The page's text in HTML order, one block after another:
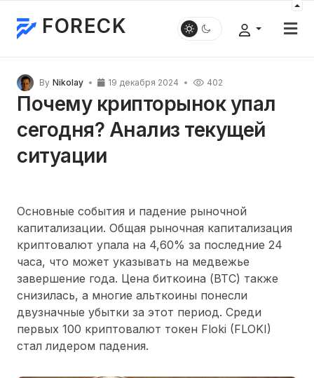
FORECK
By Nikolay 19 декабря 2024 402
Почему крипторынок упал
сегодня? Анализ текущей
ситуации
Основные события и падение рыночной
капитализации. Общая рыночная капитализация
криптовалют упала на 4,60% за последние 24
часа, что может указывать на медвежье
завершение года. Цена биткоина (BTC) также
снизилась, а многие альткоины понесли
двузначные убытки за этот период. Среди
первых 100 криптовалют токен Floki (FLOKI)
стал лидером падения.